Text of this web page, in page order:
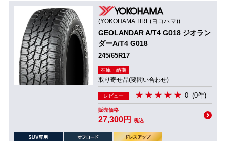
(YOKOHAMA TIRE(ヨコハマ))
GEOLANDAR A/T4 G018 ジオラン
ダーA/T4 G018
245/65R17
在庫・納期
取り寄せ品(要問い合わせ)
レビュー 0 (0件)
販売価格
27,300円 税込